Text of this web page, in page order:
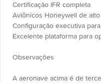
Certificação IFR completa
Aviônicos Honeywell de
Configuração executiva
Excelente plataforma para
Observações
A aeronave acima é de